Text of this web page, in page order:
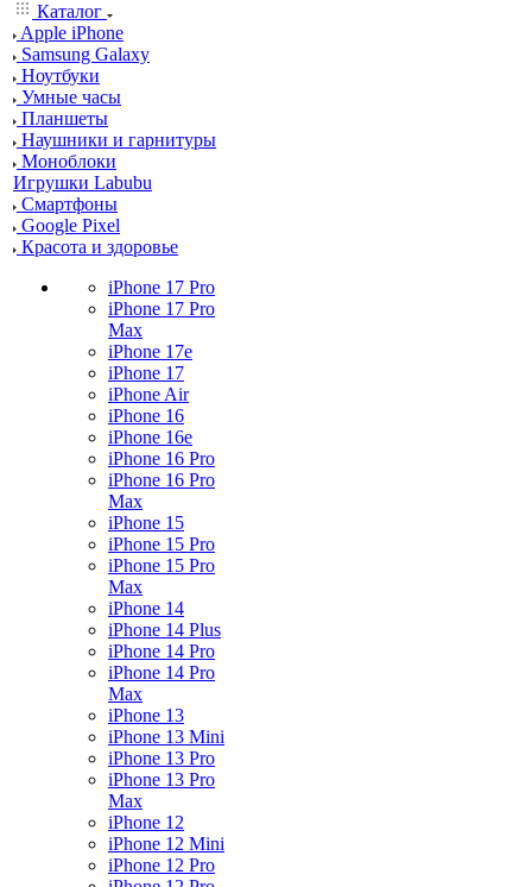
Каталог
Apple iPhone
Samsung Galaxy
Ноутбуки
Умные часы
Планшеты
Наушники и гарнитуры
Моноблоки
Игрушки Labubu
Смартфоны
Google Pixel
Красота и здоровье
iPhone 17 Pro
iPhone 17 Pro
Max
iPhone 17e
iPhone 17
iPhone Air
iPhone 16
iPhone 16e
iPhone 16 Pro
iPhone 16 Pro
Max
iPhone 15
iPhone 15 Pro
iPhone 15 Pro
Max
iPhone 14
iPhone 14 Plus
iPhone 14 Pro
iPhone 14 Pro
Max
iPhone 13
iPhone 13 Mini
iPhone 13 Pro
iPhone 13 Pro
Max
iPhone 12
iPhone 12 Mini
iPhone 12 Pro